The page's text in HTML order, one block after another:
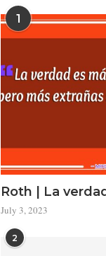
1
Roth | La
July 3, 2023
2